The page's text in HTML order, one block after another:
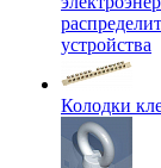
устройства
Колодки